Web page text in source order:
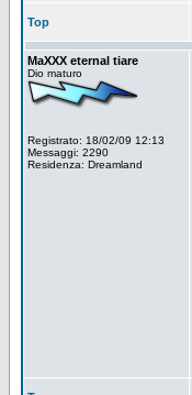
Top
MaXXX eternal tiare
Dio maturo
Registrato: 18/02/09 12:13
Messaggi: 2290
Residenza: Dreamland